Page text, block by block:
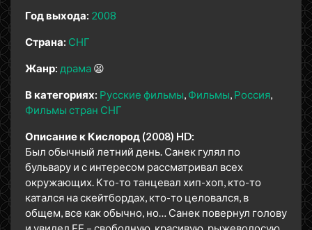
Год выхода: 2008
Страна: СНГ
Жанр: драма 😫
В категориях: Русские фильмы Фильмы Россия
Фильмы стран СНГ
Описание к Кислород (2008) HD:
Был обычный летний день. Санек гулял по
бульвару и с интересом рассматривал всех
окружающих. Кто-то танцевал хип-хоп, кто-то
катался на скейтбордах, кто-то целовался, в
общем, все как обычно, но… Санек повернул голову